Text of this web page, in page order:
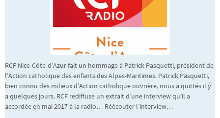
RCF Nice-Côte-d’Azur fait un hommage à Patrick Pasquetti, président de
l’Action catholique des enfants des Alpes-Maritimes. Patrick Pasquetti,
bien connu des milieux d’Action catholique ouvrière, nous a quittés il y
a quelques jours. RCF rediffuse un extrait d’une interview qu’il a
accordée en mai 2017 à la radio… Réécouter l’interview…